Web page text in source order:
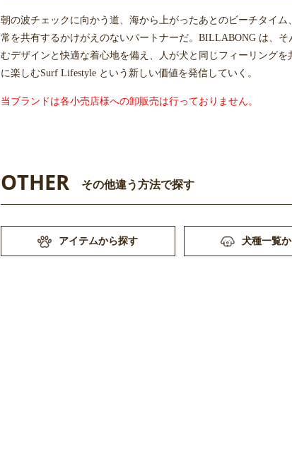
朝の波チェックに向かう道、海から上がったあとのビーチタイ
常を共有するかけがえのないパートナーだ。BILLABONG は、
むデザインと快適な着心地を備え、人が犬と同じフィーリングを
に楽しむSurf Lifestyle という新しい価値を発信していく。
当ブランドは各小売店様への卸販売は行っておりません。
OTHER その他違う方法で探す
アイテムから探す 犬種一覧